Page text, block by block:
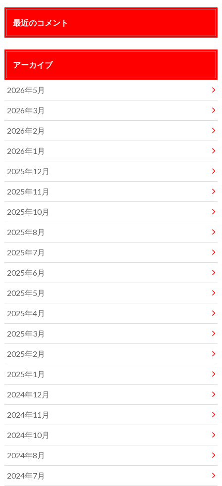
最近のコメント
アーカイブ
2026年5月
2026年3月
2026年2月
2026年1月
2025年12月
2025年11月
2025年10月
2025年8月
2025年7月
2025年6月
2025年5月
2025年4月
2025年3月
2025年2月
2025年1月
2024年12月
2024年11月
2024年10月
2024年8月
2024年7月